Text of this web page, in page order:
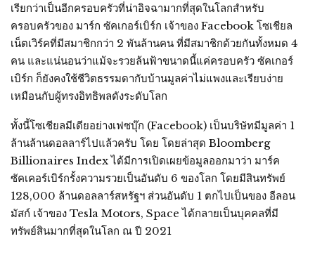
เรียกว่าเป็นอีกครอบครัวที่น่าอิจฉามากที่สุดในโลกสำหรับ
ครอบครัวของ มาร์ก ซัคเกอร์เบิร์ก เจ้าของ Facebook โซเชียล
เน็ตเวิร์คที่มีสมาชิกกว่า 2 พันล้านคน ที่มีสมาชิกด้วยกันทั้งหมด 4
คน และแน่นอนว่าแม้จะรวยล้นฟ้าขนาดนี้แค่ครอบครัว ซัคเกอร์
เบิร์ก ก็ยังคงใช้ชีวิตธรรมดากับบ้านมูลค่าไม่แพงและเรียบง่าย
เหมือนกับผู้ทรงอิทธิพลดังระดับโลก
ทั้งนี้โซเชียลมีเดียอย่างเฟซบุ๊ก (Facebook) เป็นบริษัทมีมูลค่า 1
ล้านล้านดอลลาร์ไปแล้วครับ โดย โดยล่าสุด Bloomberg
Billionaires Index ได้มีการเปิดเผยข้อมูลออกมาว่า มาร์ค
ซัคเคอร์เบิร์กรั้งความรวยเป็นอันดับ 6 ของโลก โดยมีสินทรัพย์
128,000 ล้านดอลลาร์สหรัฐฯ ส่วนอันดับ 1 ตกไปเป็นของ อีลอน
มัสก์ เจ้าของ Tesla Motors, Space ได้กลายเป็นบุคคลที่มี
ทรัพย์สินมากที่สุดในโลก ณ ปี 2021